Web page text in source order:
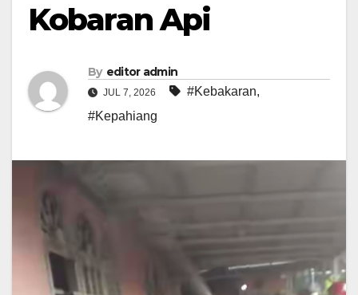
Kobaran Api
By editor admin
JUL 7, 2026 #Kebakaran,
#Kepahiang